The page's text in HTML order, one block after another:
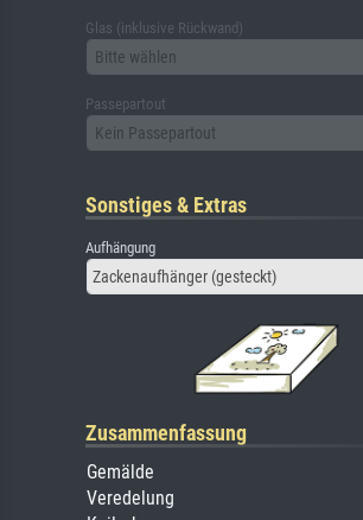
Glas (inklusive Rückwand)
Bitte wählen
Passepartout
Kein Passepartout
Sonstiges & Extras
Aufhängung
Zackenaufhänger (gesteckt)
Zusammenfassung
Gemälde
Veredelung